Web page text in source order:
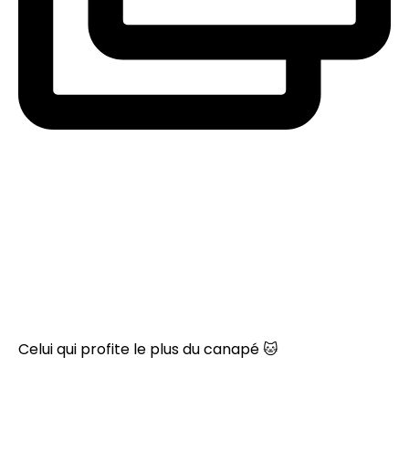
Celui qui profite le plus du canapé 🐱